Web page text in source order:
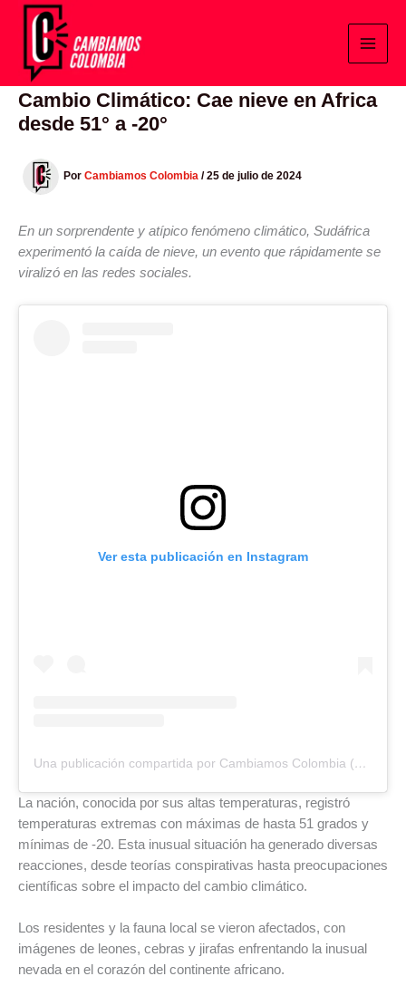
contenido
Cambio Climático: Cae nieve en Africa
desde 51° a -20°
Por Cambiamos Colombia /25 de julio de 2024
En un sorprendente y atípico fenómeno climático, Sudáfrica
experimentó la caída de nieve, un evento que rápidamente se
viralizó en las redes sociales.
Ver esta publicación en Instagram
Una publicación compartida por Cambiamos Colombia (@cambiamoscolombia)
La nación, conocida por sus altas temperaturas, registró
temperaturas extremas con máximas de hasta 51 grados y
mínimas de -20. Esta inusual situación ha generado diversas
reacciones, desde teorías conspirativas hasta preocupaciones
científicas sobre el impacto del cambio climático.
Los residentes y la fauna local se vieron afectados, con
imágenes de leones, cebras y jirafas enfrentando la inusual
nevada en el corazón del continente africano.